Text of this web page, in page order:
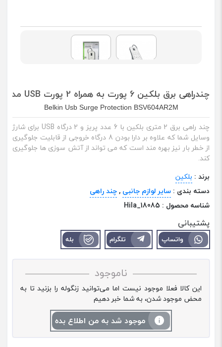
چندراهی برق بلکین 6 پورت به همراه 2 پورت USB مدل Usb Surge Protection BSV604AR2M
Belkin Usb Surge Protection BSV604AR2M
چند راهی برق 2 متری بلکین با 6 عدد پریز و 2 درگاه USB برای شارژ
وسایل شما که علاوه بر دارا بودن 8 درگاه خروجی از قابلیت جلوگیری
از خطر بار نیز بهره مند است که می تواند از آتش سوزی ها جلوگیری
کند.
برند : بلکین
دسته بندی : سایر لوازم جانبی ,چند راهی
شناسه محصول : Hila_18085
پشتیبانی
واتساپ تلگرام بله
ناموجود
این کالا فعلا موجود نیست اما می‌توانید زنگوله را بزنید تا به
محض موجود شدن، به شما خبر دهیم
موجود شد به من اطلاع بده